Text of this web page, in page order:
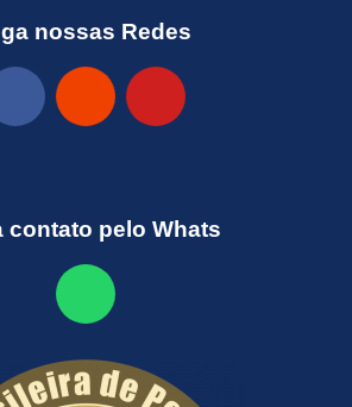
nossas Redes
contato pelo Whats